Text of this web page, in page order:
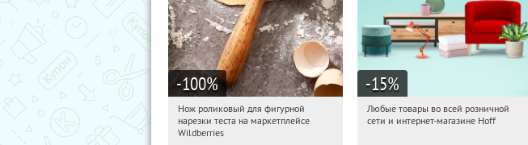
-100%
11:28:23 Получили:
Россия
Нож роликовый для фигурной
нарезки теста на маркетплейсе
Wildberries
-15%
11:28:23 Получили:
Любые товары во всей розничной
сети и интернет-магазине Hoff